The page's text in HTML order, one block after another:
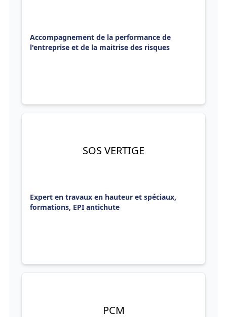
Accompagnement de la performance de
l'entreprise et de la maitrise des risques
SOS VERTIGE
Expert en travaux en hauteur et spéciaux,
formations, EPI antichute
PCM